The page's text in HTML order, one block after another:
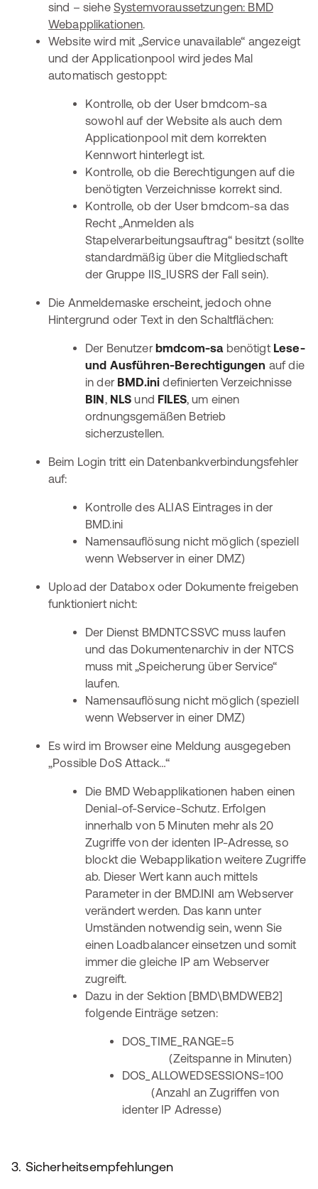
sind – siehe Systemvoraussetzungen: BMD
Webapplikationen.
Website wird mit „Service unavailable“ angezeigt
und der Applicationpool wird jedes Mal
automatisch gestoppt:
Kontrolle, ob der User bmdcom-sa
sowohl auf der Website als auch dem
Applicationpool mit dem korrekten
Kennwort hinterlegt ist.
Kontrolle, ob die Berechtigungen auf die
benötigten Verzeichnisse korrekt sind.
Kontrolle, ob der User bmdcom-sa das
Recht „Anmelden als
Stapelverarbeitungsauftrag“ besitzt (sollte
standardmäßig über die Mitgliedschaft
der Gruppe IIS_IUSRS der Fall sein).
Die Anmeldemaske erscheint, jedoch ohne
Hintergrund oder Text in den Schaltflächen:
Der Benutzerbmdcom-sabenötigt Lese-
und Ausführen-Berechtigungen auf die
in der BMD.ini definierten Verzeichnisse
BIN, NLS und FILES, um einen
ordnungsgemäßen Betrieb
sicherzustellen.
Beim Login tritt ein Datenbankverbindungsfehler
auf:
Kontrolle des ALIAS Eintrages in der
BMD.ini
Namensauflösung nicht möglich (speziell
wenn Webserver in einer DMZ)
Upload der Databox oder Dokumente freigeben
funktioniert nicht:
Der Dienst BMDNTCSSVC muss laufen
und das Dokumentenarchiv in der NTCS
muss mit „Speicherung über Service“
laufen.
Namensauflösung nicht möglich (speziell
wenn Webserver in einer DMZ)
Es wird im Browser eine Meldung ausgegeben
„Possible DoS Attack…“
Die BMD Webapplikationen haben einen
Denial-of-Service-Schutz. Erfolgen
innerhalb von 5 Minuten mehr als 20
Zugriffe von der identen IP-Adresse, so
blockt die Webapplikation weitere Zugriffe
ab. Dieser Wert kann auch mittels
Parameter in der BMD.INI am Webserver
verändert werden. Das kann unter
Umständen notwendig sein, wenn Sie
einen Loadbalancer einsetzen und somit
immer die gleiche IP am Webserver
zugreift.
Dazu in der Sektion [BMD\BMDWEB2]
folgende Einträge setzen:
DOS_TIME_RANGE=5
(Zeitspanne in Minuten)
DOS_ALLOWEDSESSIONS=100
(Anzahl an Zugriffen von
identer IP Adresse)
3. Sicherheitsempfehlungen